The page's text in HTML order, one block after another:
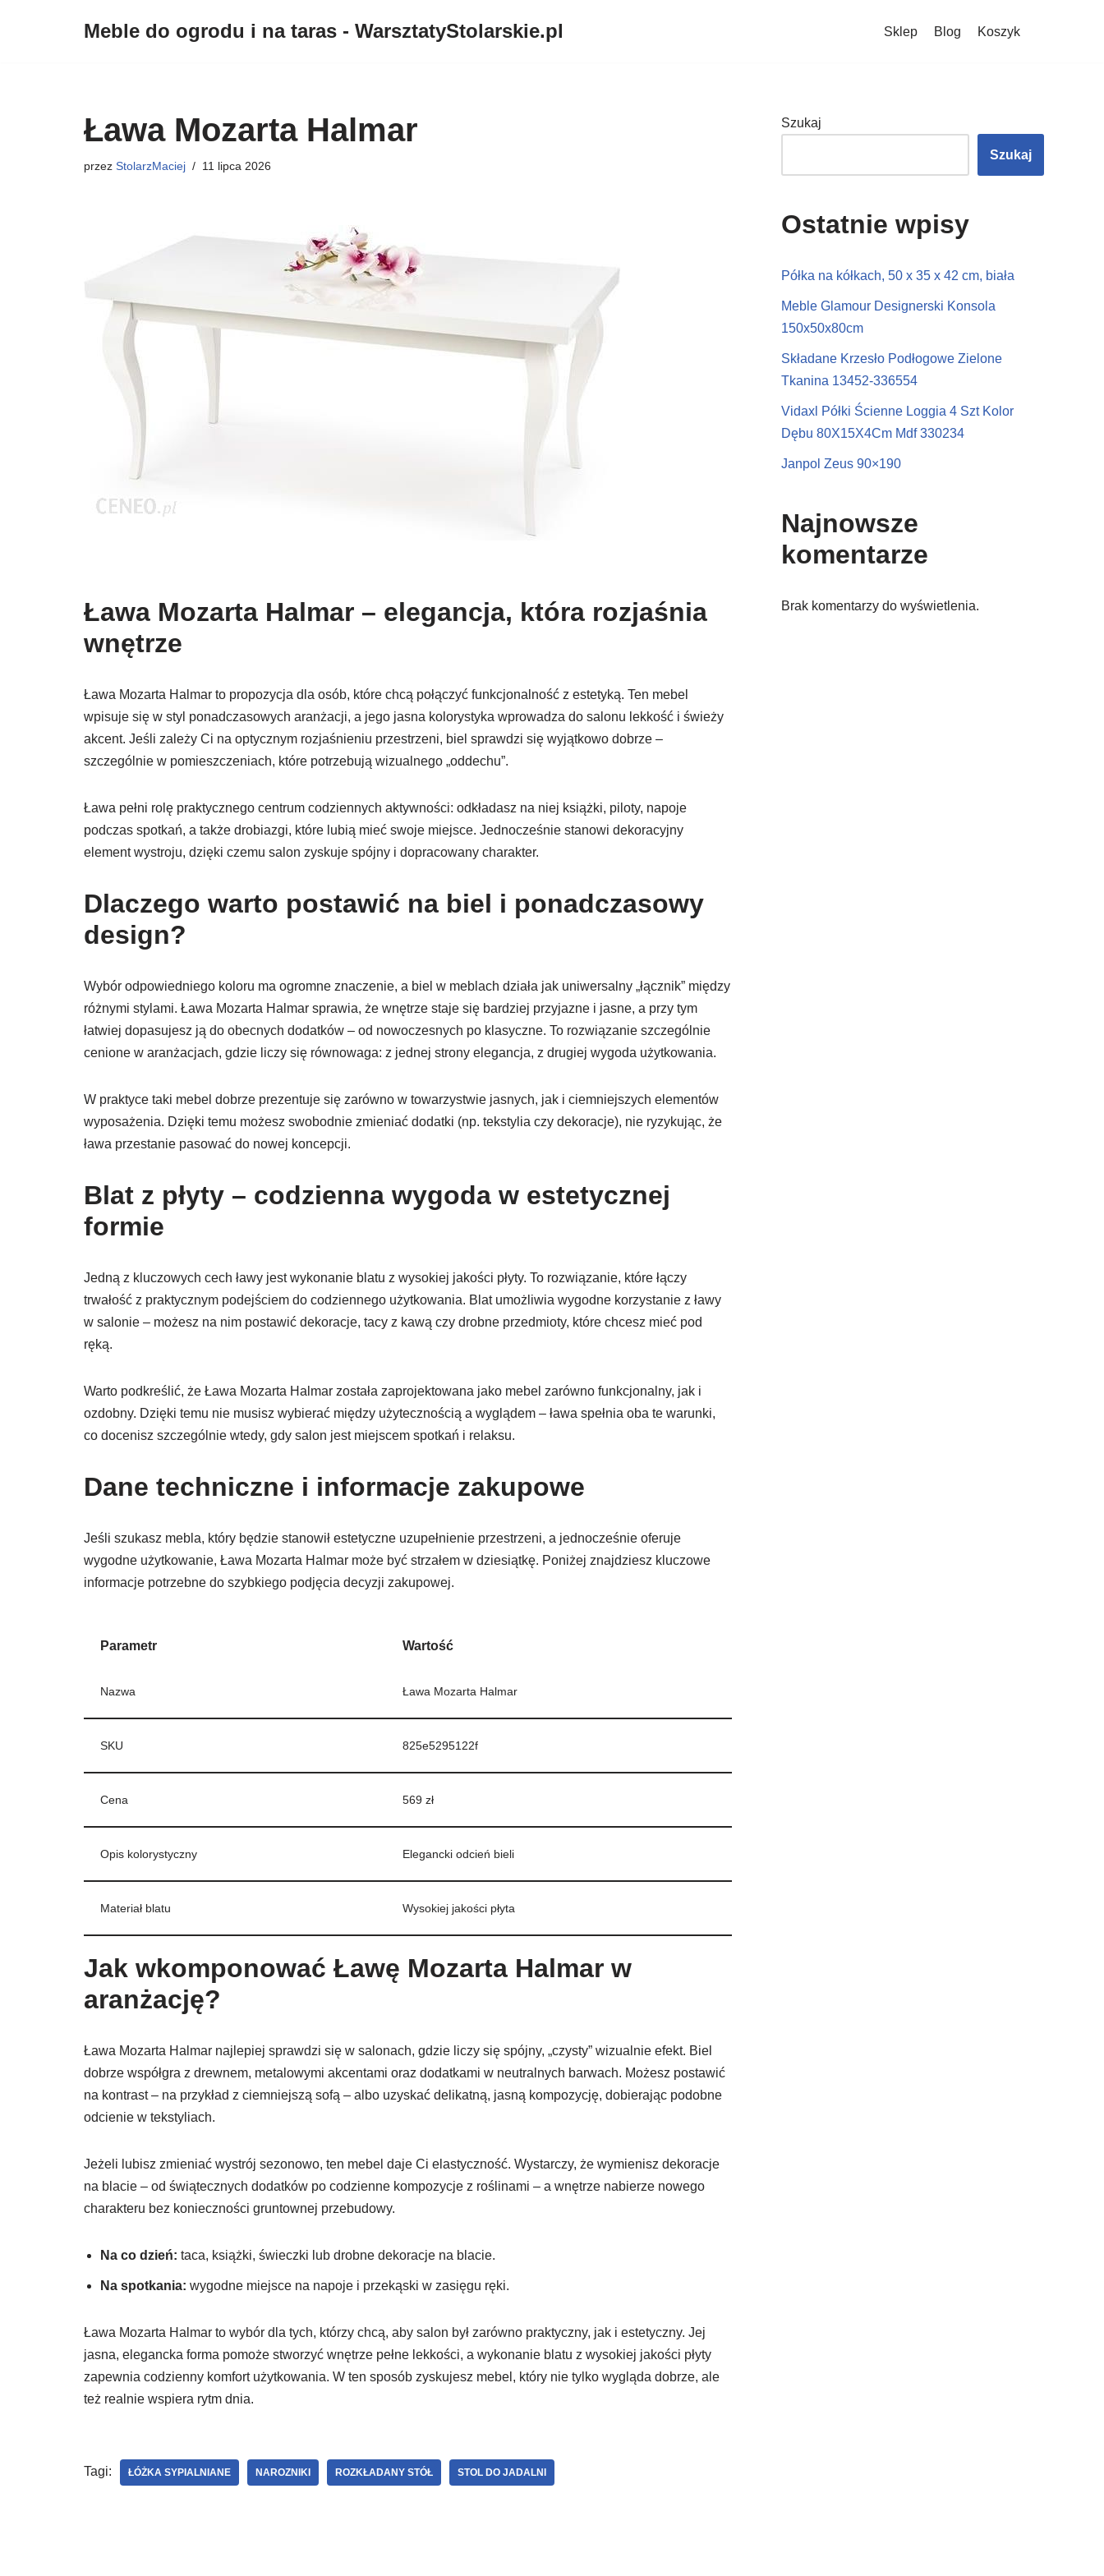
Meble do ogrodu i na taras - WarsztatyStolarskie.pl Sklep Blog Koszyk
Ława Mozarta Halmar
przez StolarzMaciej 11 lipca 2026
Ława Mozarta Halmar – elegancja, która rozjaśnia
wnętrze
Ława Mozarta Halmar to propozycja dla osób, które chcą połączyć funkcjonalność z estetyką. Ten mebel
wpisuje się w styl ponadczasowych aranżacji, a jego jasna kolorystyka wprowadza do salonu lekkość i świeży
akcent. Jeśli zależy Ci na optycznym rozjaśnieniu przestrzeni, biel sprawdzi się wyjątkowo dobrze –
szczególnie w pomieszczeniach, które potrzebują wizualnego „oddechu”.
Ława pełni rolę praktycznego centrum codziennych aktywności: odkładasz na niej książki, piloty, napoje
podczas spotkań, a także drobiazgi, które lubią mieć swoje miejsce. Jednocześnie stanowi dekoracyjny
element wystroju, dzięki czemu salon zyskuje spójny i dopracowany charakter.
Dlaczego warto postawić na biel i ponadczasowy
design?
Wybór odpowiedniego koloru ma ogromne znaczenie, a biel w meblach działa jak uniwersalny „łącznik” między
różnymi stylami. Ława Mozarta Halmar sprawia, że wnętrze staje się bardziej przyjazne i jasne, a przy tym
łatwiej dopasujesz ją do obecnych dodatków – od nowoczesnych po klasyczne. To rozwiązanie szczególnie
cenione w aranżacjach, gdzie liczy się równowaga: z jednej strony elegancja, z drugiej wygoda użytkowania.
W praktyce taki mebel dobrze prezentuje się zarówno w towarzystwie jasnych, jak i ciemniejszych elementów
wyposażenia. Dzięki temu możesz swobodnie zmieniać dodatki (np. tekstylia czy dekoracje), nie ryzykując, że
ława przestanie pasować do nowej koncepcji.
Blat z płyty – codzienna wygoda w estetycznej
formie
Jedną z kluczowych cech ławy jest wykonanie blatu z wysokiej jakości płyty. To rozwiązanie, które łączy
trwałość z praktycznym podejściem do codziennego użytkowania. Blat umożliwia wygodne korzystanie z ławy
w salonie – możesz na nim postawić dekoracje, tacy z kawą czy drobne przedmioty, które chcesz mieć pod
ręką.
Warto podkreślić, że Ława Mozarta Halmar została zaprojektowana jako mebel zarówno funkcjonalny, jak i
ozdobny. Dzięki temu nie musisz wybierać między użytecznością a wyglądem – ława spełnia oba te warunki,
co docenisz szczególnie wtedy, gdy salon jest miejscem spotkań i relaksu.
Dane techniczne i informacje zakupowe
Jeśli szukasz mebla, który będzie stanowił estetyczne uzupełnienie przestrzeni, a jednocześnie oferuje
wygodne użytkowanie, Ława Mozarta Halmar może być strzałem w dziesiątkę. Poniżej znajdziesz kluczowe
informacje potrzebne do szybkiego podjęcia decyzji zakupowej.
Parametr Wartość
Nazwa Ława Mozarta Halmar
SKU 825e5295122f
Cena 569 zł
Opis kolorystyczny Elegancki odcień bieli
Materiał blatu Wysokiej jakości płyta
Jak wkomponować Ławę Mozarta Halmar w
aranżację?
Ława Mozarta Halmar najlepiej sprawdzi się w salonach, gdzie liczy się spójny, „czysty” wizualnie efekt. Biel
dobrze współgra z drewnem, metalowymi akcentami oraz dodatkami w neutralnych barwach. Możesz postawić
na kontrast – na przykład z ciemniejszą sofą – albo uzyskać delikatną, jasną kompozycję, dobierając podobne
odcienie w tekstyliach.
Jeżeli lubisz zmieniać wystrój sezonowo, ten mebel daje Ci elastyczność. Wystarczy, że wymienisz dekoracje
na blacie – od świątecznych dodatków po codzienne kompozycje z roślinami – a wnętrze nabierze nowego
charakteru bez konieczności gruntownej przebudowy.
Na co dzień: taca, książki, świeczki lub drobne dekoracje na blacie.
Na spotkania: wygodne miejsce na napoje i przekąski w zasięgu ręki.
Ława Mozarta Halmar to wybór dla tych, którzy chcą, aby salon był zarówno praktyczny, jak i estetyczny. Jej
jasna, elegancka forma pomoże stworzyć wnętrze pełne lekkości, a wykonanie blatu z wysokiej jakości płyty
zapewnia codzienny komfort użytkowania. W ten sposób zyskujesz mebel, który nie tylko wygląda dobrze, ale
też realnie wspiera rytm dnia.
Tagi: ŁÓŻKA SYPIALNIANE NAROZNIKI ROZKŁADANY STÓŁ STOL DO JADALNI
Szukaj
Szukaj
Ostatnie wpisy
Półka na kółkach, 50 x 35 x 42 cm, biała
Meble Glamour Designerski Konsola
150x50x80cm
Składane Krzesło Podłogowe Zielone
Tkanina 13452-336554
Vidaxl Półki Ścienne Loggia 4 Szt Kolor
Dębu 80X15X4Cm Mdf 330234
Janpol Zeus 90×190
Najnowsze
komentarze
Brak komentarzy do wyświetlenia.